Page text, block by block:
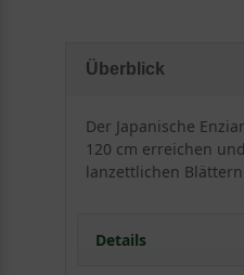
Überblick
Der Japanische
120 cm erreichen
lanzettlichen
Details